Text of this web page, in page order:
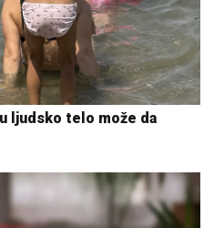
ljudsko telo može da